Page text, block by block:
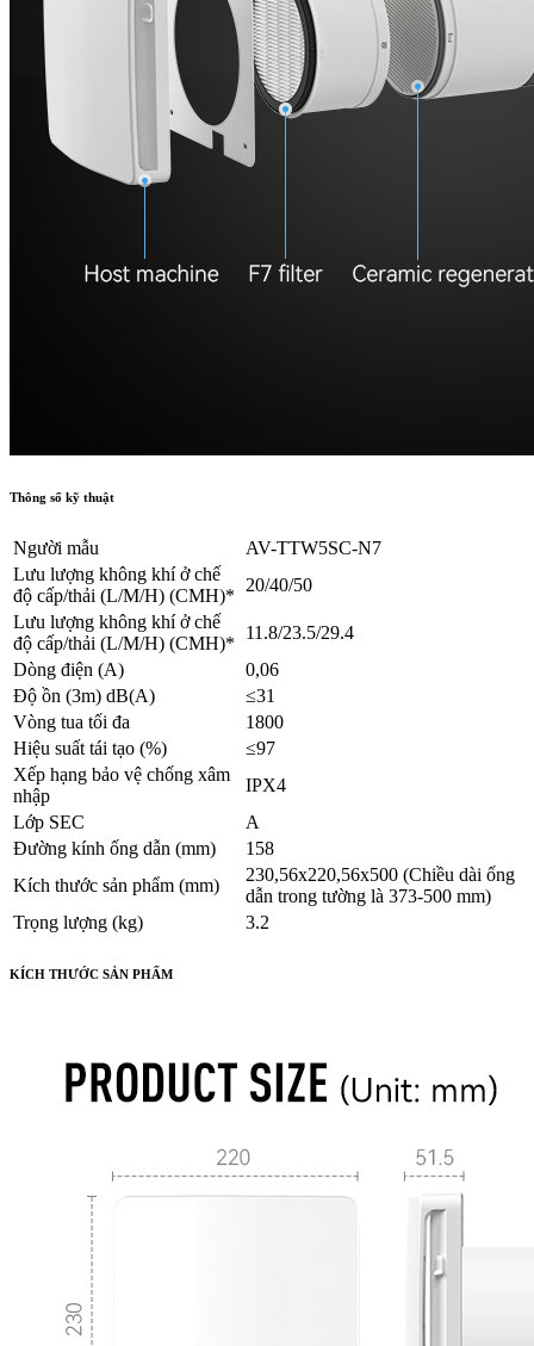
Thông số kỹ thuật
Người mẫu
AV-TTW5SC-N7
Lưu lượng không khí ở chế
độ cấp/thải (L/M/H) (CMH)*
20/40/50
Lưu lượng không khí ở chế
độ cấp/thải (L/M/H) (CMH)*
11.8/23.5/29.4
Dòng điện (A)
0,06
Độ ồn (3m) dB(A)
≤31
Vòng tua tối đa
1800
Hiệu suất tái tạo (%)
≤97
Xếp hạng bảo vệ chống xâm
nhập
IPX4
Lớp SEC
A
Đường kính ống dẫn (mm)
158
Kích thước sản phẩm (mm)
230,56x220,56x500 (Chiều dài ống
dẫn trong tường là 373-500 mm)
Trọng lượng (kg)
3.2
KÍCH THƯỚC SẢN PHẨM